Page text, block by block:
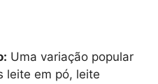
Uma variação popular
leite em pó, leite